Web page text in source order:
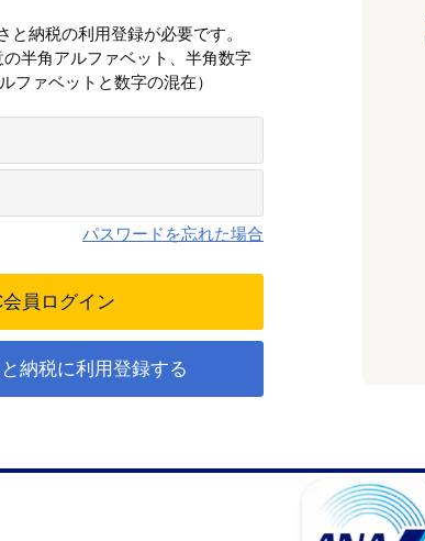
と納税の利用登録が必要です。
半角アルファベット、半角数字
ファベットと数字の混在）
パスワードを忘れた場合
納税に利用登録する